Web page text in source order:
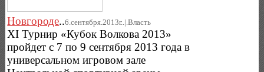
Новгороде..6.сентября.2013г..|.Власть
XI Турнир «Кубок Волкова 2013»
пройдет с 7 по 9 сентября 2013 года в
универсальном игровом зале